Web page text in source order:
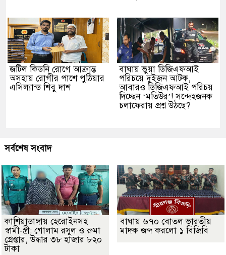
জটিল কিডনি রোগে আক্রান্ত
অসহায় রোগীর পাশে পুঠিয়ার
এসিল্যান্ড শিবু দাশ
বাঘায় ভুয়া ডিজিএফআই
পরিচয়ে দুইজন আটক,
আবারও ডিজিএফআই পরিচয়
দিচ্ছেন ‘মতিউর’! সন্দেহজনক
চলাফেরায় প্রশ্ন উঠছে?
সর্বশেষ সংবাদ
কাশিয়াডাঙ্গায় হেরোইনসহ
স্বামী-স্ত্রী: গোলাম রসুল ও রুমা
গ্রেপ্তার, উদ্ধার ৩৮ হাজার ৮২০
টাকা
বাঘায় ৬৭০ বোতল ভারতীয়
মাদক জব্দ করলো ১ বিজিবি